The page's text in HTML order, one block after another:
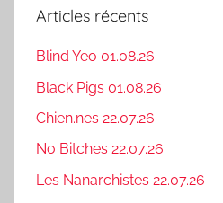
Articles récents
Blind Yeo 01.08.26
Black Pigs 01.08.26
Chien.nes 22.07.26
No Bitches 22.07.26
Les Nanarchistes 22.07.26